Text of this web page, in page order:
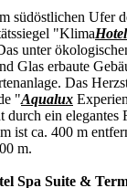
südöstlichen Ufer
"KlimaHotel
unter
Glas erbaute
Das
"Aqualux
durch ein elegantes
ist ca. 400 m
m.
Spa Suite &